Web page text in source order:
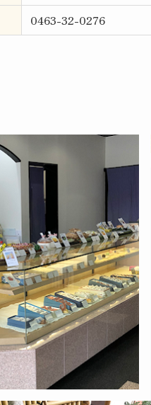
0463-32-0276